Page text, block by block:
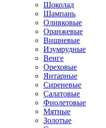
Шоколад
Шампань
Оливковые
Оранжевые
Вишневые
Изумрудные
Венге
Ореховые
Янтарные
Сиреневые
Салатовые
Фиолетовые
Мятные
Золотые